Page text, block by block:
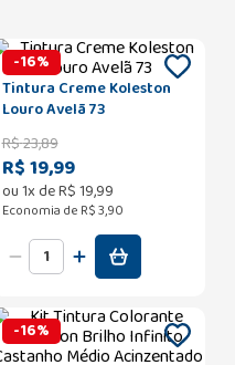
-16%
Tintura Creme Koleston
Louro Avelã 73
R$23,89
R$ 19,99
ou1x deR$19,99
Economia de R$ 3,90
-16%